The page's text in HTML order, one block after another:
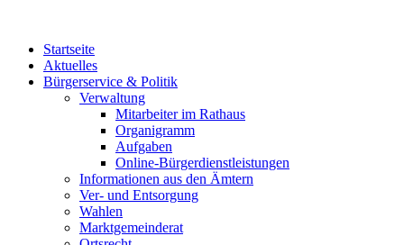
Startseite
Aktuelles
Bürgerservice & Politik
Verwaltung
Mitarbeiter im Rathaus
Organigramm
Aufgaben
Online-Bürgerdienstleistungen
Informationen aus den Ämtern
Ver- und Entsorgung
Wahlen
Marktgemeinderat